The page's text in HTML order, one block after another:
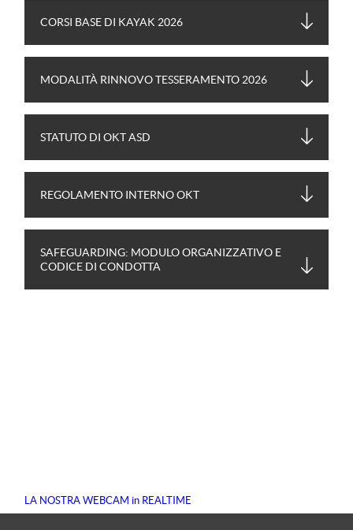
CORSI BASE DI KAYAK 2026
MODALITÀ RINNOVO TESSERAMENTO 2026
STATUTO DI OKT ASD
REGOLAMENTO INTERNO OKT
SAFEGUARDING: MODULO ORGANIZZATIVO E
CODICE DI CONDOTTA
LA NOSTRA WEBCAM in REALTIME